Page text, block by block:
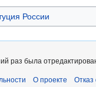
России
раз была
О проекте Отказ